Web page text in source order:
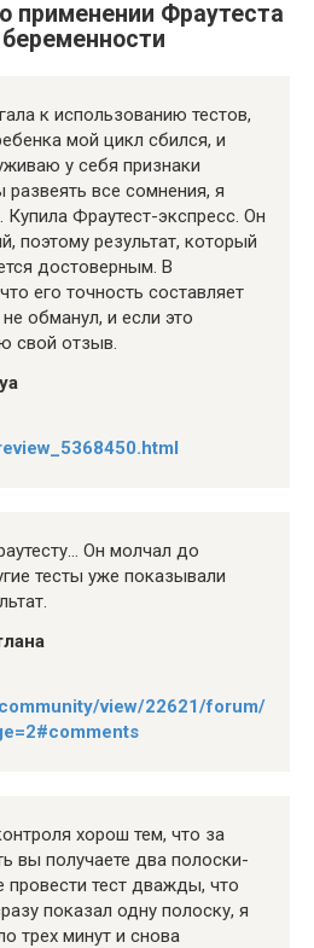
Фраутеста
к использованию тестов,
мой цикл сбился, и
у себя признаки
все сомнения, я
Фраутест-экспресс. Он
поэтому результат, который
достоверным. В
его точность составляет
обманул, и если это
свой отзыв.
Он молчал до
тесты уже показывали
view/22621/forum/
хорош тем, что за
вы получаете два полоски-
провести тест дважды, что
показал одну полоску, я
трех минут и снова